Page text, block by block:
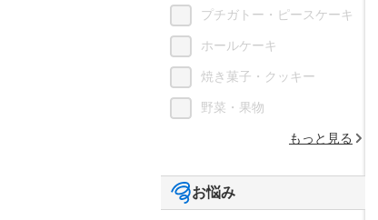
プチガトー・ピースケーキ
ホールケーキ
焼き菓子・クッキー
野菜・果物
もっと見る
お悩み